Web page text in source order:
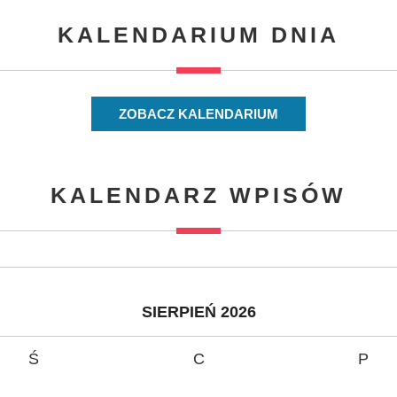
KALENDARIUM DNIA
ZOBACZ KALENDARIUM
KALENDARZ WPISÓW
SIERPIEŃ 2026
Ś C P